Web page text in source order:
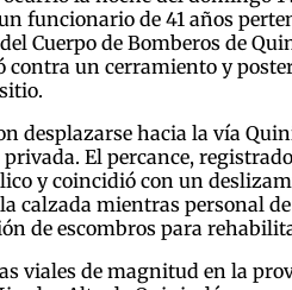
funcionario de 41 años
Cuerpo de Bomberos de
un cerramiento y
desplazarse hacia la vía
El percance,
y coincidió con un
mientras personal de
de escombros para
viales de magnitud en la